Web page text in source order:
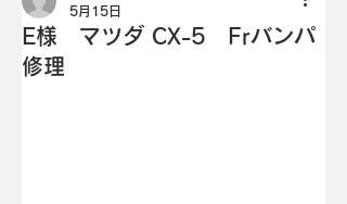
E様 マツダ CX-5 Frバンパ
修理
5月15日